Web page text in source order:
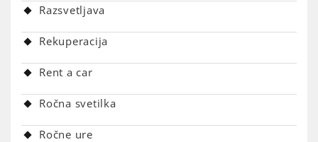
Razsvetljava
Rekuperacija
Rent a car
Ročna svetilka
Ročne ure